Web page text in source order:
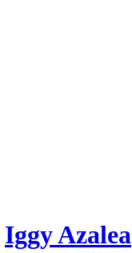
Iggy Azalea